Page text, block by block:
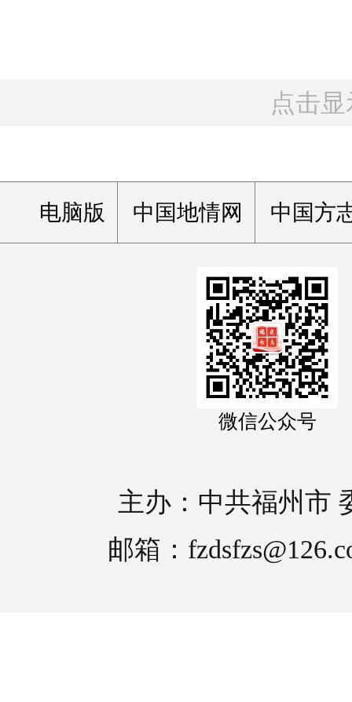
点击
电脑版 中国地情网 中国方
微信公众号
主办：中共福州市
邮箱：